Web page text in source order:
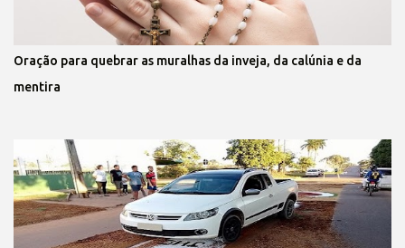
Oração para quebrar as muralhas da inveja, da calúnia e da
mentira